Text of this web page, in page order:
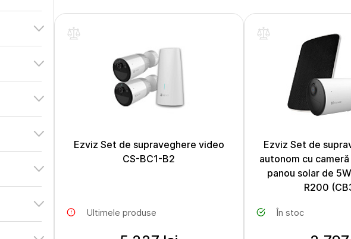
Ezviz Set de supraveghere video
CS-BC1-B2
Ultimele produse
Ezviz Set de
autonom cu
panou solar de
R200
În stoc